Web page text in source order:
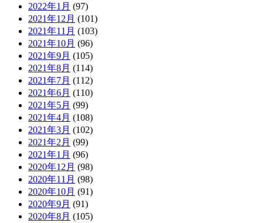
2022年1月 (97)
2021年12月 (101)
2021年11月 (103)
2021年10月 (96)
2021年9月 (105)
2021年8月 (114)
2021年7月 (112)
2021年6月 (110)
2021年5月 (99)
2021年4月 (108)
2021年3月 (102)
2021年2月 (99)
2021年1月 (96)
2020年12月 (98)
2020年11月 (98)
2020年10月 (91)
2020年9月 (91)
2020年8月 (105)